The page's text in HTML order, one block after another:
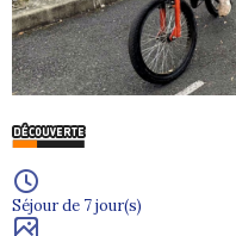
Séjour de 7 jour(s)